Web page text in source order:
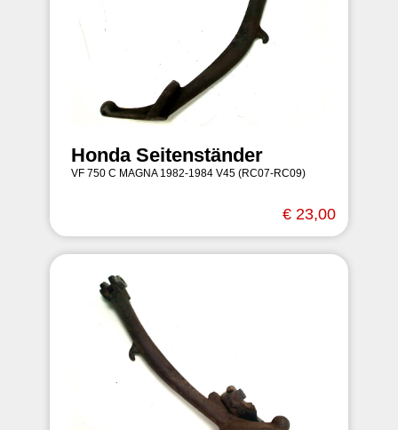
Honda Seitenständer
VF 750 C MAGNA 1982-1984 V45 (RC07-RC09)
€ 23,00